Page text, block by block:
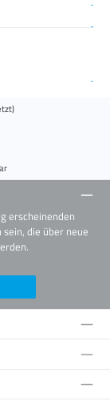
erscheinenden
die über neue